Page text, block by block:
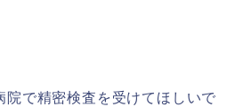
院で精密検査を受けてほしいで